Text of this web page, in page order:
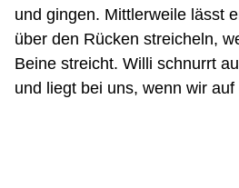
und gingen. Mittlerweile lässt
über den Rücken streicheln,
Beine streicht. Willi schnurrt
und liegt bei uns, wenn wir